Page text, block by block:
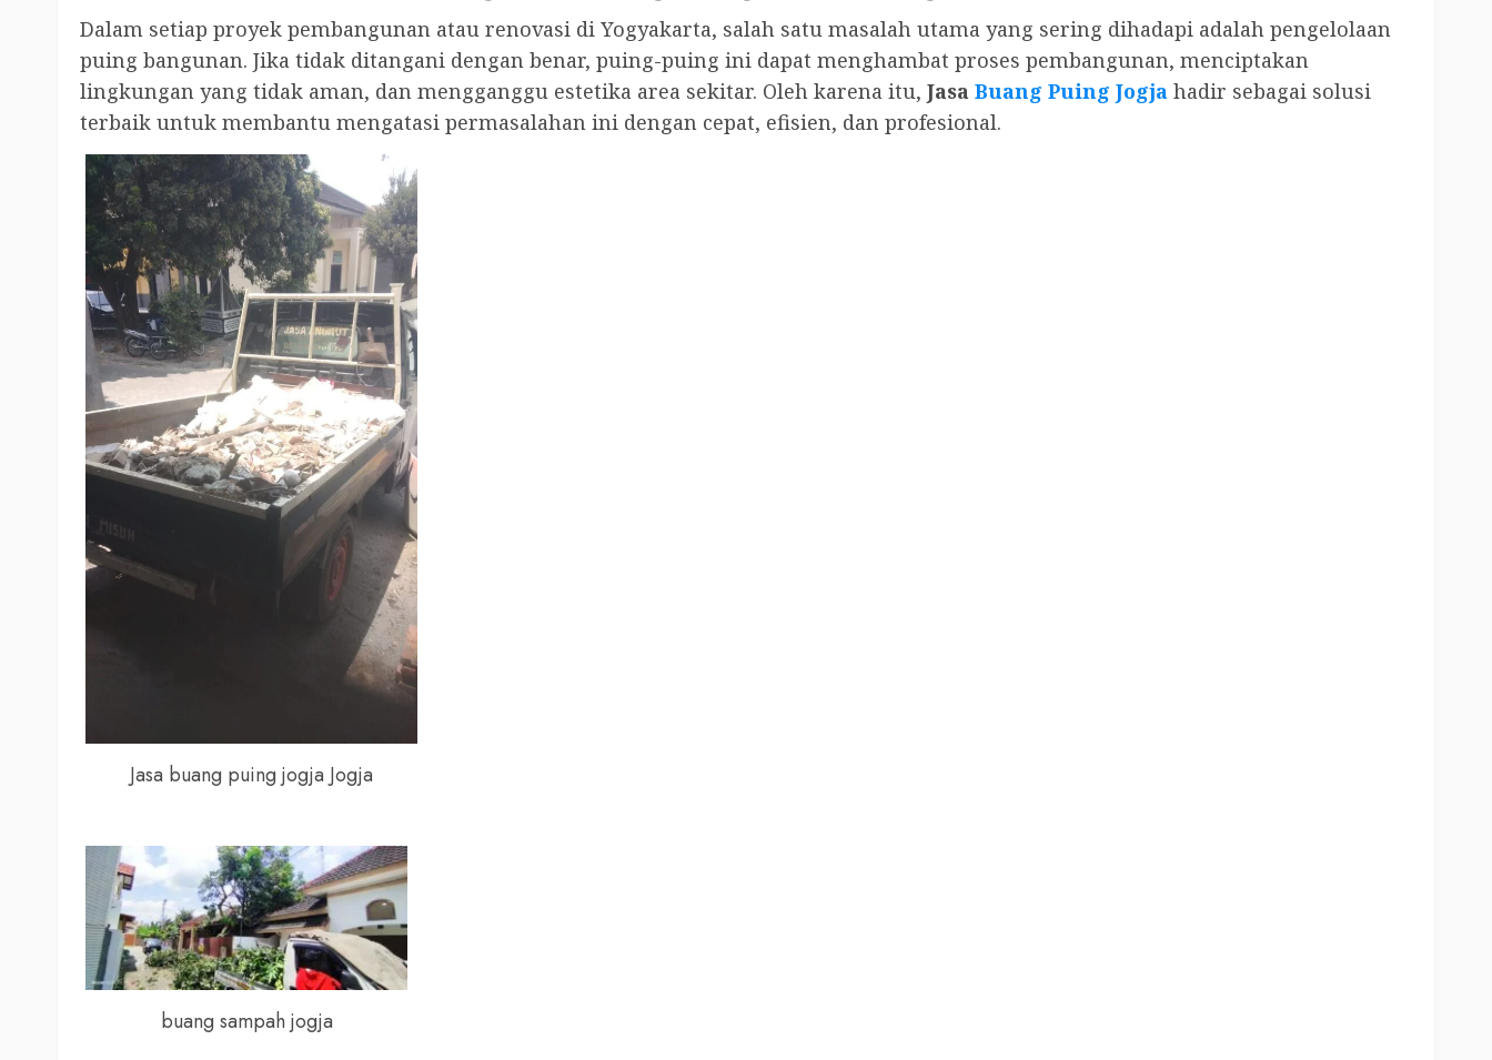
Dalam setiap proyek pembangunan atau renovasi di Yogyakarta, salah satu masalah utama yang sering dihadapi adalah pengelolaan
puing bangunan. Jika tidak ditangani dengan benar, puing-puing ini dapat menghambat proses pembangunan, menciptakan
lingkungan yang tidak aman, dan mengganggu estetika area sekitar. Oleh karena itu, Jasa Buang Puing Jogja hadir sebagai solusi
terbaik untuk membantu mengatasi permasalahan ini dengan cepat, efisien, dan profesional.
Jasa buang puing jogja Jogja
buang sampah jogja